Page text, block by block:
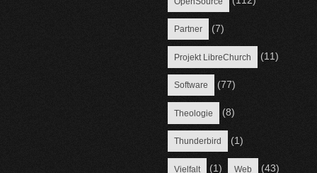
Partner (7)
Projekt LibreChurch (11)
Software (77)
Theologie (8)
Thunderbird (1)
Vielfalt (1) Web (43)